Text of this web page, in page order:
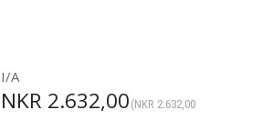
I/A
NKR 2.632,00 (NKR 2.632,00